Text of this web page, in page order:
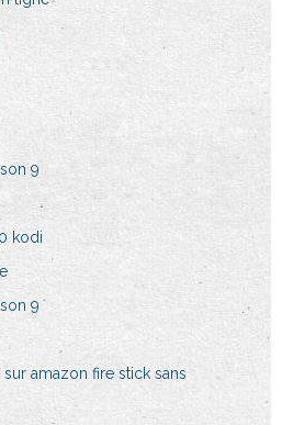
9
kodi
9
amazon fire stick sans